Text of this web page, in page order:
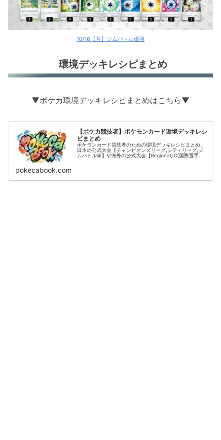
10/16【月】ジムバトル優勝
環境デッキレシピまとめ
▼ポケカ環境デッキレシピまとめはこちら▼
【ポケカ競技者】ポケモンカード環境デッキレシ
ピまとめ
ポケモンカード競技者のための環境デッキレシピまとめ。
日本の公式大会【チャンピオンズリーグ,シティリーグ,ジ
ムバトル等】や海外の公式大会【Regional,IC(国際選手
pokecabook.com